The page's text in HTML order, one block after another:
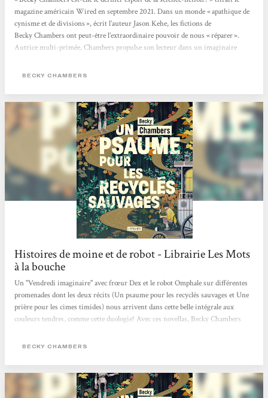
magazine américain Wired en septembre 2021. Dans un monde « apathique de
cynisme et de divisions », écrit l’auteur Jason Kehe, les fictions de
Becky Chambers ont peut-être l’extraordinaire pouvoir de nous « réparer ».
Autrice multi-primée, Chambers propulse son lecteur dans un imaginaire
scientifiques (astrobiologiste et ingénieur satellite), elle bouscule le monde très
BECKY CHAMBERS
Histoires de moine et de robot - Librairie Les Mots
à la bouche
Un "Vendredi imaginaire" avec frœur Dex et le robot Omphale sur différentes
promenades dont les deux récits (Un psaume pour les recyclés sauvages et Une
prière pour les cimes timides) nous arrivent dans cette belle intégrale aux
couleurs tendres, comme cette duologie! Avec ces novellas, Becky Chambers
mélancoliques, notre lien au vivant (synthétique ou organique) et ce dont nous
Surgers, ces "Histoires de moine et de robot" sont publiés aux éditions
L'Atalante qui...
BECKY CHAMBERS